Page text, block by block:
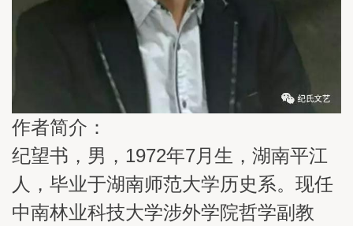
作者简介：
纪望书，男，1972年7月生，湖南平江
人，毕业于湖南师范大学历史系。现任
中南林业科技大学涉外学院哲学副教